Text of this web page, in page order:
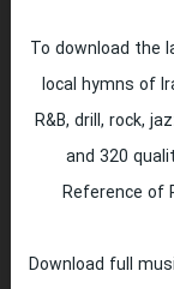
To download the
local hymns of
R&B, drill, rock,
and 320
Reference of
Download full